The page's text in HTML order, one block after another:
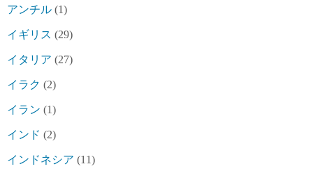
アンチル (1)
イギリス (29)
イタリア (27)
イラク (2)
イラン (1)
インド (2)
インドネシア (11)